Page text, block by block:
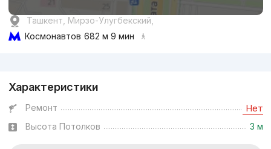
Ташкент, Мирзо-Улугбекский,
Космонавтов 682 м 9 мин
Характеристики
Ремонт Нет
Высота Потолков 3 м